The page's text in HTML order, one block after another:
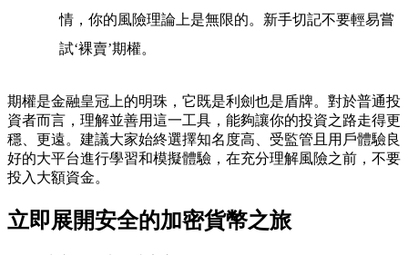
情，你的風險理論上是無限的。新手切記不要輕易嘗
試‘裸賣’期權。
期權是金融皇冠上的明珠，它既是利劍也是盾牌。對於普通投
資者而言，理解並善用這一工具，能夠讓你的投資之路走得更
穩、更遠。建議大家始終選擇知名度高、受監管且用戶體驗良
好的大平台進行學習和模擬體驗，在充分理解風險之前，不要
投入大額資金。
立即展開安全的加密貨幣之旅